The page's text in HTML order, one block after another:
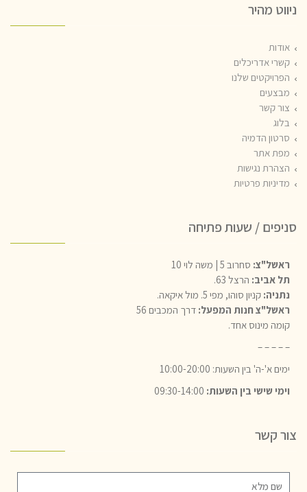
ניווט מהיר
אודות
קשרי אדריכלים
הפרויקטים שלנו
מבצעים
צור קשר
בלוג
סרטון הדמיה
מפת אתר
הצהרת נגישות
מדיניות פרטיות
סניפים / שעות פתיחה
ראשל"צ: סחרוב 5 | משה לוי 10
תל אביב: הרצל 63.
נתניה: קניון סוהו, מפי 5. מול איקאה.
ראשל"צ חנות המפעל: דרך המכבים 56
קומה מינוס אחד.
– – – – –
ימים א'-ה' בין השעות: 10:00-20:00
וימי שישי בין השעות: 09:30-14:00
צור קשר